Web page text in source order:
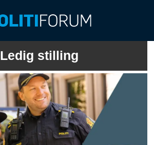
Ledig stilling